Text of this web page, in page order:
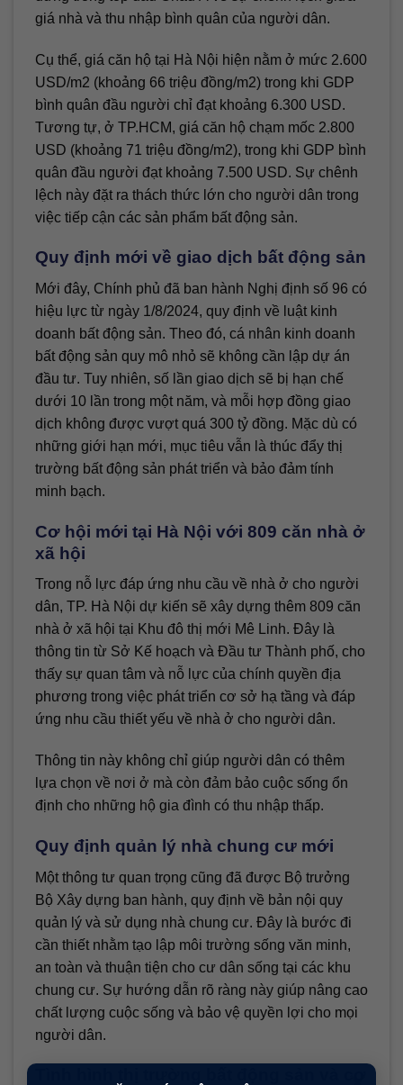
giá nhà và thu nhập bình quân của người dân.
Cụ thể, giá căn hộ tại Hà Nội hiện nằm ở mức 2.600
USD/m2 (khoảng 66 triệu đồng/m2) trong khi GDP
bình quân đầu người chỉ đạt khoảng 6.300 USD.
Tương tự, ở TP.HCM, giá căn hộ chạm mốc 2.800
USD (khoảng 71 triệu đồng/m2), trong khi GDP bình
quân đầu người đạt khoảng 7.500 USD. Sự chênh
lệch này đặt ra thách thức lớn cho người dân trong
việc tiếp cận các sản phẩm bất động sản.
Quy định mới về giao dịch bất động sản
Mới đây, Chính phủ đã ban hành Nghị định số 96 có
hiệu lực từ ngày 1/8/2024, quy định về luật kinh
doanh bất động sản. Theo đó, cá nhân kinh doanh
bất động sản quy mô nhỏ sẽ không cần lập dự án
đầu tư. Tuy nhiên, số lần giao dịch sẽ bị hạn chế
dưới 10 lần trong một năm, và mỗi hợp đồng giao
dịch không được vượt quá 300 tỷ đồng. Mặc dù có
những giới hạn mới, mục tiêu vẫn là thúc đẩy thị
trường bất động sản phát triển và bảo đảm tính
minh bạch.
Cơ hội mới tại Hà Nội với 809 căn nhà ở
xã hội
Trong nỗ lực đáp ứng nhu cầu về nhà ở cho người
dân, TP. Hà Nội dự kiến sẽ xây dựng thêm 809 căn
nhà ở xã hội tại Khu đô thị mới Mê Linh. Đây là
thông tin từ Sở Kế hoạch và Đầu tư Thành phố, cho
thấy sự quan tâm và nỗ lực của chính quyền địa
phương trong việc phát triển cơ sở hạ tầng và đáp
ứng nhu cầu thiết yếu về nhà ở cho người dân.
Thông tin này không chỉ giúp người dân có thêm
lựa chọn về nơi ở mà còn đảm bảo cuộc sống ổn
định cho những hộ gia đình có thu nhập thấp.
Quy định quản lý nhà chung cư mới
Một thông tư quan trọng cũng đã được Bộ trưởng
Bộ Xây dựng ban hành, quy định về bản nội quy
quản lý và sử dụng nhà chung cư. Đây là bước đi
cần thiết nhằm tạo lập môi trường sống văn minh,
an toàn và thuận tiện cho cư dân sống tại các khu
chung cư. Sự hướng dẫn rõ ràng này giúp nâng cao
chất lượng cuộc sống và bảo vệ quyền lợi cho mọi
người dân.